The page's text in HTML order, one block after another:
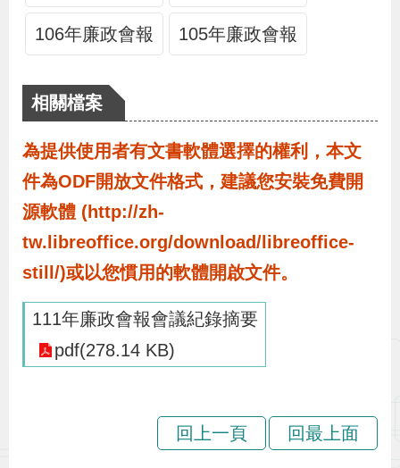
發
為
服
務
業
務
106年廉政會報 105年廉政會報
相關檔案
為提供使用者有文書軟體選擇的權利，本文
件為ODF開放文件格式，建議您安裝免費開
源軟體 (http://zh-
tw.libreoffice.org/download/libreoffice-
still/)或以您慣用的軟體開啟文件。
111年廉政會報會議紀錄摘要
pdf(278.14 KB)
回上一頁 回最上面